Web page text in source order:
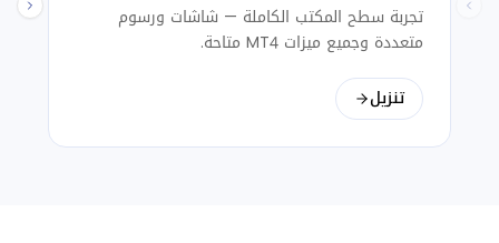
تجربة سطح المكتب الكاملة — شاشات ورسوم
متعددة وجميع ميزات MT4 متاحة.
تنزيل